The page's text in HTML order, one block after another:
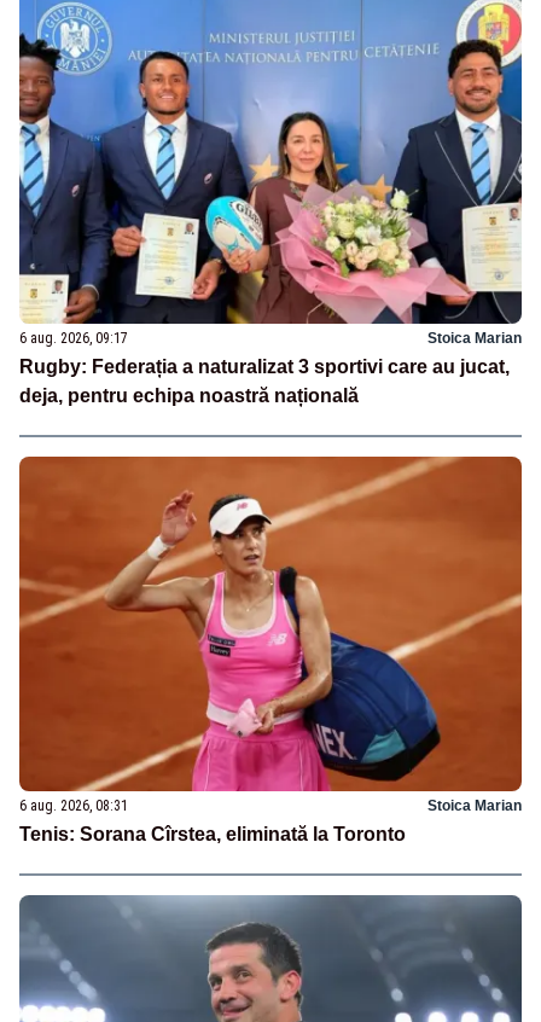
6 aug. 2026, 09:17 Stoica Marian
Rugby: Federația a naturalizat 3 sportivi care au jucat,
deja, pentru echipa noastră națională
6 aug. 2026, 08:31 Stoica Marian
Tenis: Sorana Cîrstea, eliminată la Toronto